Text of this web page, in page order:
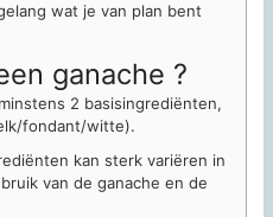
wat je van plan bent
ganache ?
2 basisingrediënten,
fondant/witte).
kan sterk variëren in
van de ganache en de